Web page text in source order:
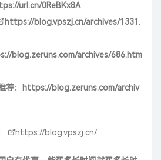
url.cn/0ReBKx8A
https://blog.vpszj.cn/archives/1331.
blog.zeruns.com/archives/686.htm
荐：
https://blog.zeruns.com/archiv
https://blog.vpszj.cn/